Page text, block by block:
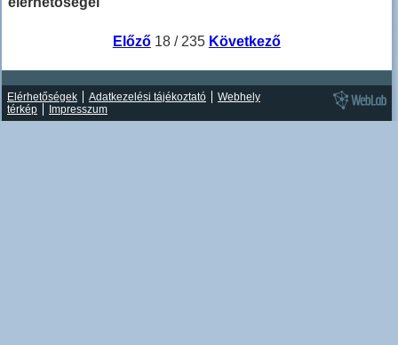
Előző18 / 235 Következő
Elérhetőségek Adatkezelési tájékoztató
Webhely
térkép
Impresszum